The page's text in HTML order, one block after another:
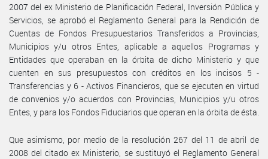
2007 del ex Ministerio de Planificación Federal, Inversión Pública y
Servicios, se aprobó el Reglamento General para la Rendición de
Cuentas de Fondos Presupuestarios Transferidos a Provincias,
Municipios y/u otros Entes, aplicable a aquellos Programas y
Entidades que operaban en la órbita de dicho Ministerio y que
cuenten en sus presupuestos con créditos en los incisos 5 -
Transferencias y 6 - Activos Financieros, que se ejecuten en virtud
de convenios y/o acuerdos con Provincias, Municipios y/u otros
Entes, y para los Fondos Fiduciarios que operan en la órbita de ésta.
Que asimismo, por medio de la resolución 267 del 11 de abril de
2008 del citado ex Ministerio, se sustituyó el Reglamento General